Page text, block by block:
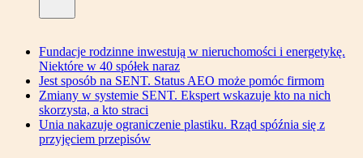
Fundacje rodzinne inwestują w nieruchomości i energetykę.
Niektóre w 40 spółek naraz
Jest sposób na SENT. Status AEO może pomóc firmom
Zmiany w systemie SENT. Ekspert wskazuje kto na nich
skorzysta, a kto straci
Unia nakazuje ograniczenie plastiku. Rząd spóźnia się z
przyjęciem przepisów